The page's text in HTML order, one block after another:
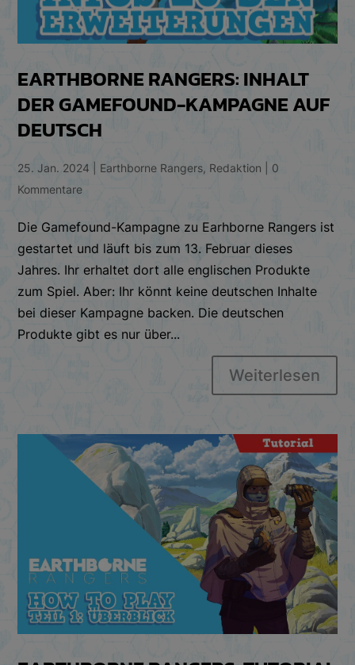
EARTHBORNE RANGERS: INHALT
DER GAMEFOUND-KAMPAGNE AUF
DEUTSCH
25. Jan. 2024 Earthborne Rangers Redaktion
0
Kommentare
Die Gamefound-Kampagne zu Earhborne Rangers ist
gestartet und läuft bis zum 13. Februar dieses
Jahres. Ihr erhaltet dort alle englischen Produkte
zum Spiel. Aber: Ihr könnt keine deutschen Inhalte
bei dieser Kampagne backen. Die deutschen
Produkte gibt es nur über...
Weiterlesen